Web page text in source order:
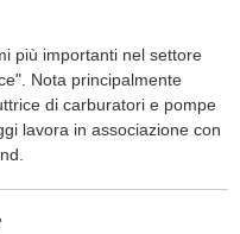
più importanti nel settore
Nota principalmente
di carburatori e pompe
lavora in associazione con